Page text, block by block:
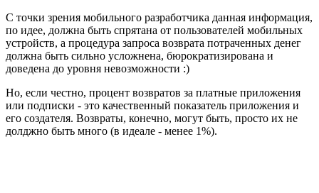
С точки зрения мобильного разработчика данная информация,
по идее, должна быть спрятана от пользователей мобильных
устройств, а процедура запроса возврата потраченных денег
должна быть сильно усложнена, бюрократизирована и
доведена до уровня невозможности :)
Но, если честно, процент возвратов за платные приложения
или подписки - это качественный показатель приложения и
его создателя. Возвраты, конечно, могут быть, просто их не
долджно быть много (в идеале - менее 1%).